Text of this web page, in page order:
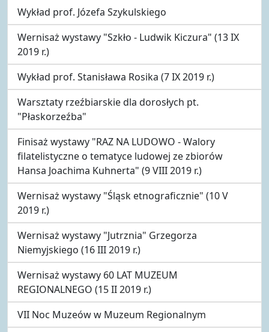
Wykład prof. Józefa Szykulskiego
Wernisaż wystawy "Szkło - Ludwik Kiczura" (13 IX
2019 r.)
Wykład prof. Stanisława Rosika (7 IX 2019 r.)
Warsztaty rzeźbiarskie dla dorosłych pt.
"Płaskorzeźba"
Finisaż wystawy "RAZ NA LUDOWO - Walory
filatelistyczne o tematyce ludowej ze zbiorów
Hansa Joachima Kuhnerta" (9 VIII 2019 r.)
Wernisaż wystawy "Śląsk etnograficznie" (10 V
2019 r.)
Wernisaż wystawy "Jutrznia" Grzegorza
Niemyjskiego (16 III 2019 r.)
Wernisaż wystawy 60 LAT MUZEUM
REGIONALNEGO (15 II 2019 r.)
VII Noc Muzeów w Muzeum Regionalnym